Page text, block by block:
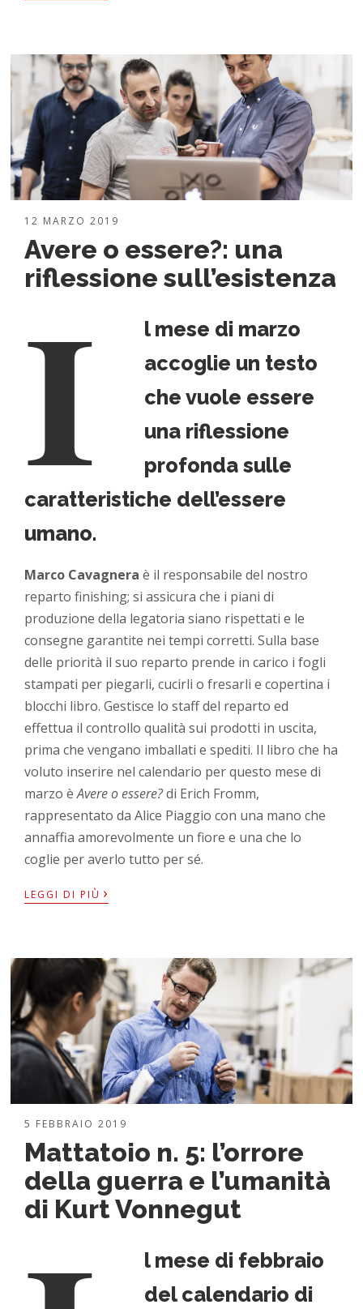
12 MARZO 2019
Avere o essere?: una
riflessione sull’esistenza
I
l mese di marzo
accoglie un testo
che vuole essere
una riflessione
profonda sulle
caratteristiche dell’essere
umano.
Marco Cavagnera è il responsabile del nostro
reparto finishing; si assicura che i piani di
produzione della legatoria siano rispettati e le
consegne garantite nei tempi corretti. Sulla base
delle priorità il suo reparto prende in carico i fogli
stampati per piegarli, cucirli o fresarli e copertina i
blocchi libro. Gestisce lo staff del reparto ed
effettua il controllo qualità sui prodotti in uscita,
prima che vengano imballati e spediti. Il libro che ha
voluto inserire nel calendario per questo mese di
marzo èAvere o essere?di Erich Fromm,
rappresentato da Alice Piaggio con una mano che
annaffia amorevolmente un fiore e una che lo
coglie per averlo tutto per sé.
LEGGI DI PIÙ ›
5 FEBBRAIO 2019
Mattatoio n. 5: l’orrore
della guerra e l’umanità
di Kurt Vonnegut
l mese di febbraio
del calendario di